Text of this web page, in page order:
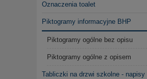
Oznaczenia toalet
Piktogramy informacyjne BHP
Piktogramy ogólne bez opisu
Piktogramy ogólne z opisem
Tabliczki na drzwi szkolne - napisy